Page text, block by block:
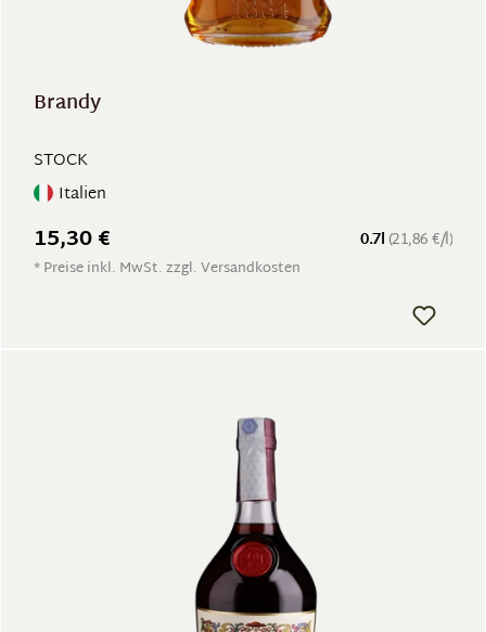
Brandy
STOCK
Italien
0.7l (21,86 €/l)
15,30 €
* Preise inkl. MwSt. zzgl. Versandkosten